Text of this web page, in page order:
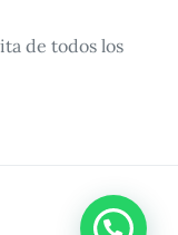
de todos los